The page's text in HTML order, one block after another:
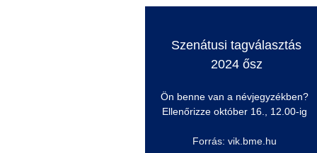
Szenátusi tagválasztás
2024 ősz
Ön benne van a névjegyzékben?
Ellenőrizze október 16., 12.00-ig
Forrás: vik.bme.hu